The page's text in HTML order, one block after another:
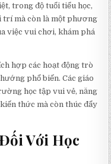
trong độ tuổi tiểu học,
trí mà còn là một phương
việc vui chơi, khám phá
hợp các hoạt động trò
phổ biến. Các giáo
học tập vui vẻ, năng
thức mà còn thúc đẩy
Với Học